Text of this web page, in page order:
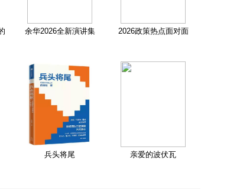
余华2026全新演讲集 2026政策热点面对面
兵头将尾 亲爱的波伏瓦